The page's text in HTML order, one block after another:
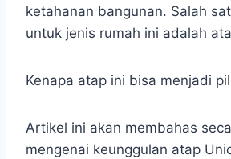
ketahanan bangunan. Salah
untuk jenis rumah ini adalah
Kenapa atap ini bisa menjadi
Artikel ini akan membahas
mengenai keunggulan atap